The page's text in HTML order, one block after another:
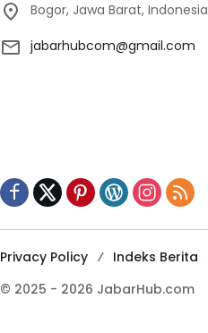
Bogor, Jawa Barat, Indonesia
jabarhubcom@gmail.com
Privacy Policy Indeks Berita
© 2025 - 2026 JabarHub.com